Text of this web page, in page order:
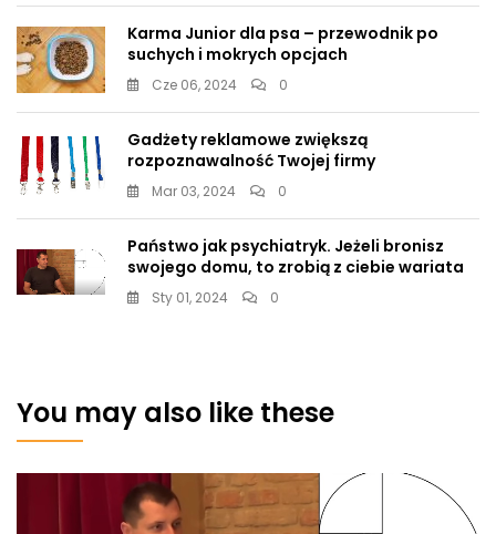
Karma Junior dla psa – przewodnik po
suchych i mokrych opcjach
Cze 06, 2024 0
Gadżety reklamowe zwiększą
rozpoznawalność Twojej firmy
Mar 03, 2024 0
Państwo jak psychiatryk. Jeżeli bronisz
swojego domu, to zrobią z ciebie wariata
Sty 01, 2024 0
You may also like these